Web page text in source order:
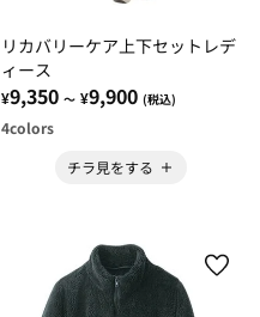
リカバリーケア上下セットレデ
ィース
¥9,350 ～ ¥9,900 (税込)
4colors
チラ見をする